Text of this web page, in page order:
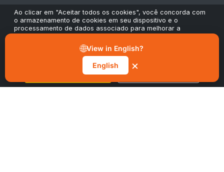
ScaleFibre Abandona Embalagens Plásticas por
Alternativa Sustentável e Projetada
Ao clicar em "Aceitar todos os cookies", você concorda com
o armazenamento de cookies em seu dispositivo e o
processamento de dados associado para melhorar a
nossos esforços de marketing e desempenho. Você pode
retirar seu consentimento a qualquer momento através do
botão "Gerenciar preferências" no nosso aviso de cookies.
Aceitar todos os cookies Gerenciar preferências
🌐View in English?
English
×